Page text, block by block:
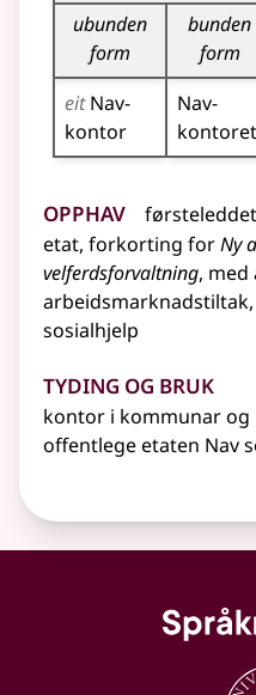
ubunden
form
bunden
form
eitNav-
kontor
Nav-
kontoret
Opphav
etat, forkorting forNy
velferdsforvaltning,
sosialhjelp
Tyding og bruk
kontor i kommunar og
offentlege etaten Nav